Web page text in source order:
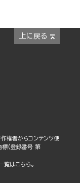
上に戻る
権者からコンテンツ使
標(登録番号 第
覧はこちら。